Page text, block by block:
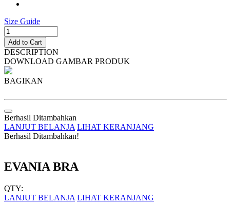
Size Guide
Add to Cart
DESCRIPTION
DOWNLOAD GAMBAR PRODUK
BAGIKAN
Berhasil Ditambahkan
LANJUT BELANJA LIHAT KERANJANG
Berhasil Ditambahkan!
EVANIA BRA
QTY:
LANJUT BELANJA LIHAT KERANJANG